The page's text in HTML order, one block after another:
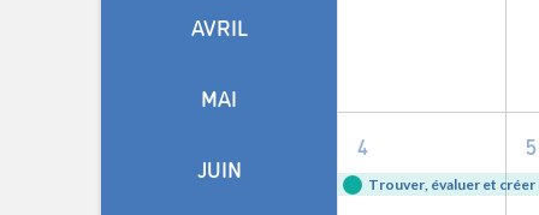
1
événement,
4
Trouver, évaluer et
1
5
AVRIL
MAI
JUIN